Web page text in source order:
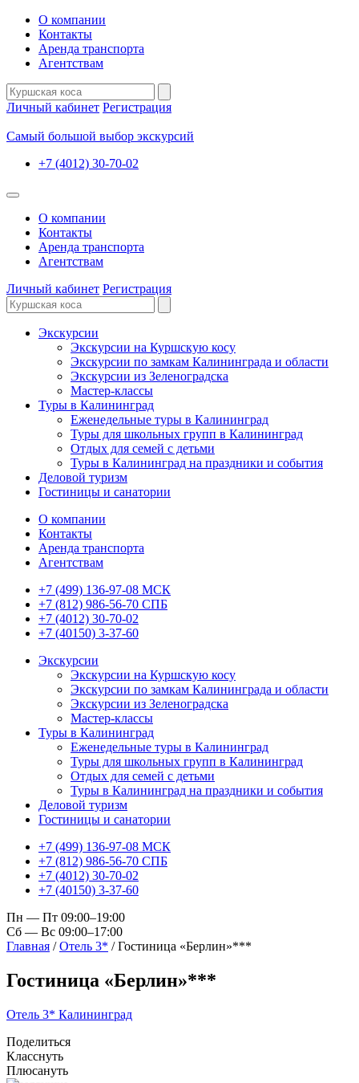
О компании
Контакты
Аренда транспорта
Агентствам
Личный кабинет Регистрация
Самый большой выбор экскурсий
+7 (4012) 30-70-02
О компании
Контакты
Аренда транспорта
Агентствам
Личный кабинет Регистрация
Экскурсии
Экскурсии на Куршскую косу
Экскурсии по замкам Калининграда и области
Экскурсии из Зеленоградска
Мастер-классы
Туры в Калининград
Еженедельные туры в Калининград
Туры для школьных групп в Калининград
Отдых для семей с детьми
Туры в Калининград на праздники и события
Деловой туризм
Гостиницы и санатории
О компании
Контакты
Аренда транспорта
Агентствам
+7 (499) 136-97-08 МСК
+7 (812) 986-56-70 СПБ
+7 (4012) 30-70-02
+7 (40150) 3-37-60
Экскурсии
Экскурсии на Куршскую косу
Экскурсии по замкам Калининграда и области
Экскурсии из Зеленоградска
Мастер-классы
Туры в Калининград
Еженедельные туры в Калининград
Туры для школьных групп в Калининград
Отдых для семей с детьми
Туры в Калининград на праздники и события
Деловой туризм
Гостиницы и санатории
+7 (499) 136-97-08 МСК
+7 (812) 986-56-70 СПБ
+7 (4012) 30-70-02
+7 (40150) 3-37-60
Пн — Пт 09:00–19:00
Сб — Вс 09:00–17:00
Главная /Отель 3* /Гостиница «Берлин»***
Гостиница «Берлин»***
Отель 3* Калининград
Поделиться
Класснуть
Плюсануть